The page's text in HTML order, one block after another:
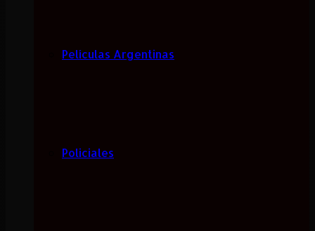
Películas Argentinas
Policiales